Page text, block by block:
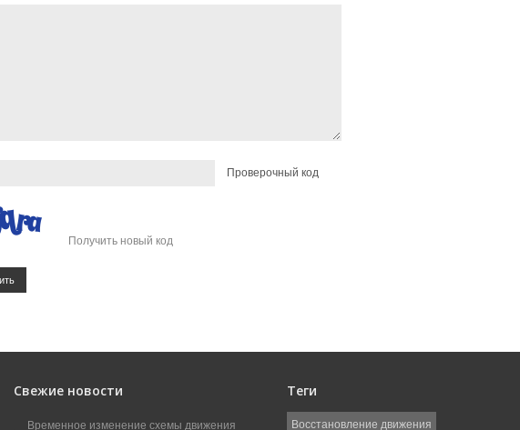
Проверочный код
Получить новый код
Свежие новости
Временное изменение схемы движения
Теги
Восстановление движения